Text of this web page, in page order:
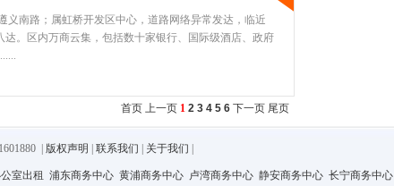
义南路；属虹桥开发区中心，道路网络异常发达，临近
。区内万商云集，包括数十家银行、国际级酒店、政府
首页 上一页 1 2 3 4 5 6 下一页尾页
版权声明 联系我们 关于我们
室出租 浦东商务中心 黄浦商务中心 卢湾商务中心 静安商务中心 长宁商务中心